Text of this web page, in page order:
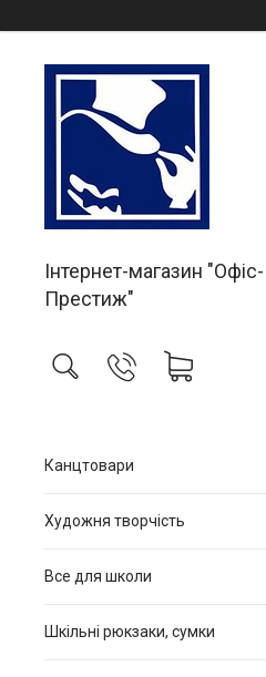
Інтернет-магазин "Офіс-
Престиж"
Канцтовари
Художня творчість
Все для школи
Шкільні рюкзаки, сумки